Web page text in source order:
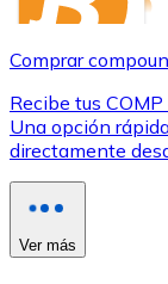
Comprar
Recibe tus
Una opción
directamente
Ver más